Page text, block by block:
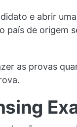
e abrir
de origem
as provas